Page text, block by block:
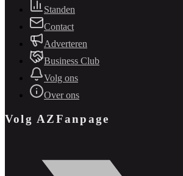
Standen
Contact
Adverteren
Business Club
Volg ons
Over ons
Volg AZFanpage